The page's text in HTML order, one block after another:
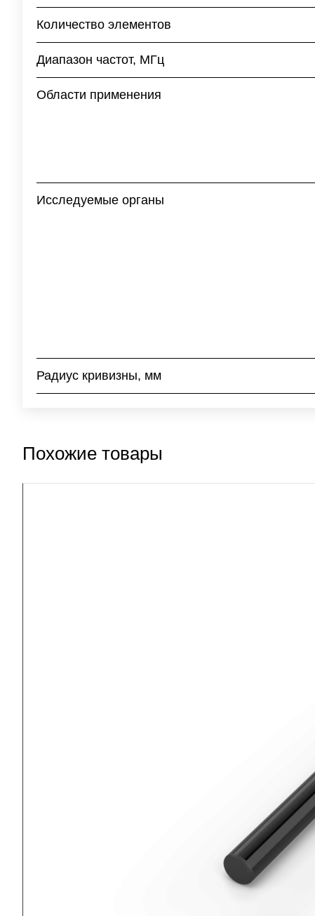
Количество элементов
Диапазон частот, МГц
Области применения
Исследуемые органы
Радиус кривизны, мм
Похожие товары